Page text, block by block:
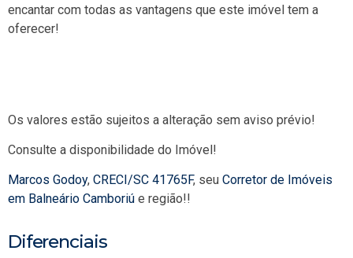
encantar com todas as vantagens que este imóvel tem a
oferecer!
Os valores estão sujeitos a alteração sem aviso prévio!
Consulte a disponibilidade do Imóvel!
Marcos Godoy, CRECI/SC 41765F, seu Corretor de Imóveis
em Balneário Camboriú e região!!
Diferenciais